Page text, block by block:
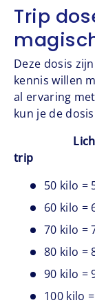
Trip
Deze dosis
kennis willen
al ervaring
kun je de
trip
50 kilo
60 kilo
70 kilo
80 kilo
90 kilo
100